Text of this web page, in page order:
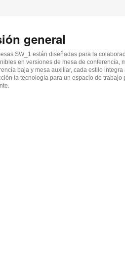
general
SW_1 están diseñadas para la
en versiones de mesa de conferencia,
baja y mesa auxiliar, cada estilo integra
la tecnología para un espacio de trabajo